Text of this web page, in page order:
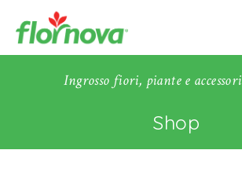
Ingrosso fiori, piante e accessori
Shop